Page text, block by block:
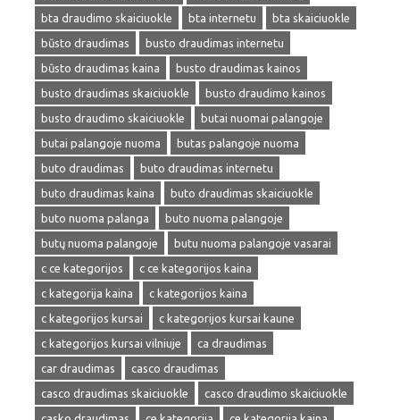
bta draudimo skaiciuokle
bta internetu
bta skaiciuokle
būsto draudimas
busto draudimas internetu
būsto draudimas kaina
busto draudimas kainos
busto draudimas skaiciuokle
busto draudimo kainos
busto draudimo skaiciuokle
butai nuomai palangoje
butai palangoje nuoma
butas palangoje nuoma
buto draudimas
buto draudimas internetu
buto draudimas kaina
buto draudimas skaiciuokle
buto nuoma palanga
buto nuoma palangoje
butų nuoma palangoje
butu nuoma palangoje vasarai
c ce kategorijos
c ce kategorijos kaina
c kategorija kaina
c kategorijos kaina
c kategorijos kursai
c kategorijos kursai kaune
c kategorijos kursai vilniuje
ca draudimas
car draudimas
casco draudimas
casco draudimas skaiciuokle
casco draudimo skaiciuokle